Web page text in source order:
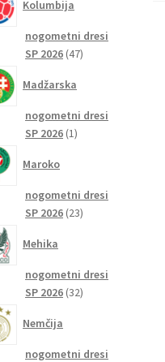
Kolumbija
nogometni dresi
SP 2026 4747
Madžarska
nogometni dresi
SP 2026 11
Maroko
nogometni dresi
SP 2026 2323
Mehika
nogometni dresi
SP 2026 3232
Nemčija
nogometni dresi